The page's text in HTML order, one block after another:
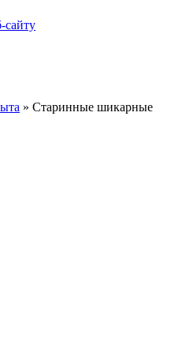
сайту
» Старинные шикарные